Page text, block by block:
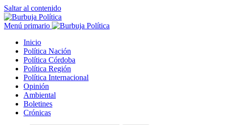
Saltar al contenido
Menú primario
Inicio
Política Nación
Política Córdoba
Política Región
Política Internacional
Opinión
Ambiental
Boletines
Crónicas